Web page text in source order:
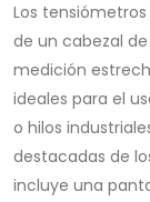
Los tensiómetros
de un cabezal
medición
ideales para el
o hilos
destacadas de
incluye una